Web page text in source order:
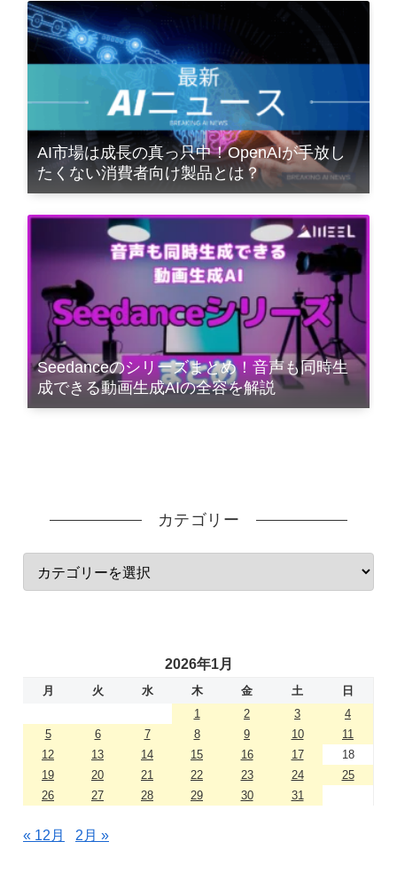
AI市場は成長の真っ只中！OpenAIが手放し
たくない消費者向け製品とは？
Seedanceのシリーズまとめ！音声も同時生
成できる動画生成AIの全容を解説
カテゴリー
2026年1月
月 火 水 木 金 土
日
1
2 3
4
5
6 7 8 9 10
11
12
13 14 15 16 17
18
19
20 21 22 23 24
25
26
27 28 29 30 31
« 12月 2月 »